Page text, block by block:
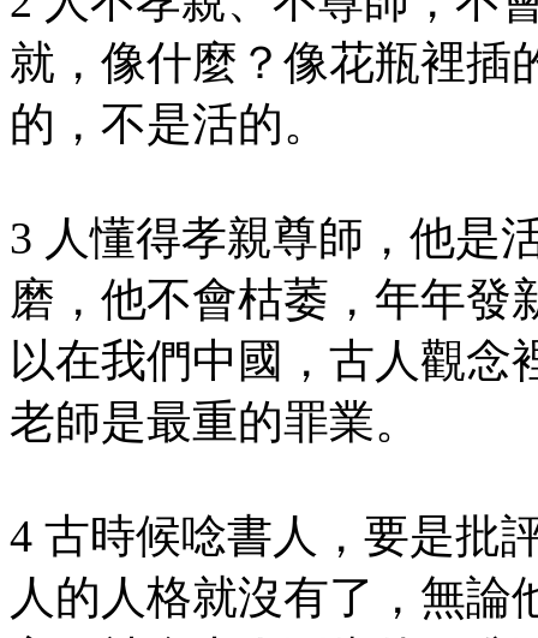
就，像什麼？像花瓶裡插
的，不是活的。
3 人懂得孝親尊師，他是
磨，他不會枯萎，年年發
以在我們中國，古人觀念
老師是最重的罪業。
4 古時候唸書人，要是批
人的人格就沒有了，無論